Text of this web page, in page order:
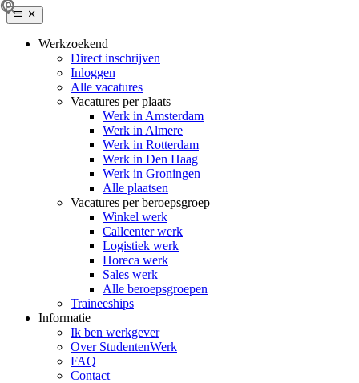
Werkzoekend
Direct inschrijven
Inloggen
Alle vacatures
Vacatures per plaats
Werk in Amsterdam
Werk in Almere
Werk in Rotterdam
Werk in Den Haag
Werk in Groningen
Alle plaatsen
Vacatures per beroepsgroep
Winkel werk
Callcenter werk
Logistiek werk
Horeca werk
Sales werk
Alle beroepsgroepen
Traineeships
Informatie
Ik ben werkgever
Over StudentenWerk
FAQ
Contact